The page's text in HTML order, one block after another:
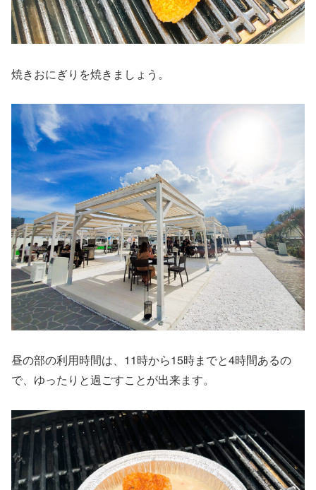
焼きおにぎりを焼きましょう。
昼の部の利用時間は、11時から15時までと4時間あるの
で、ゆったりと過ごすことが出来ます。